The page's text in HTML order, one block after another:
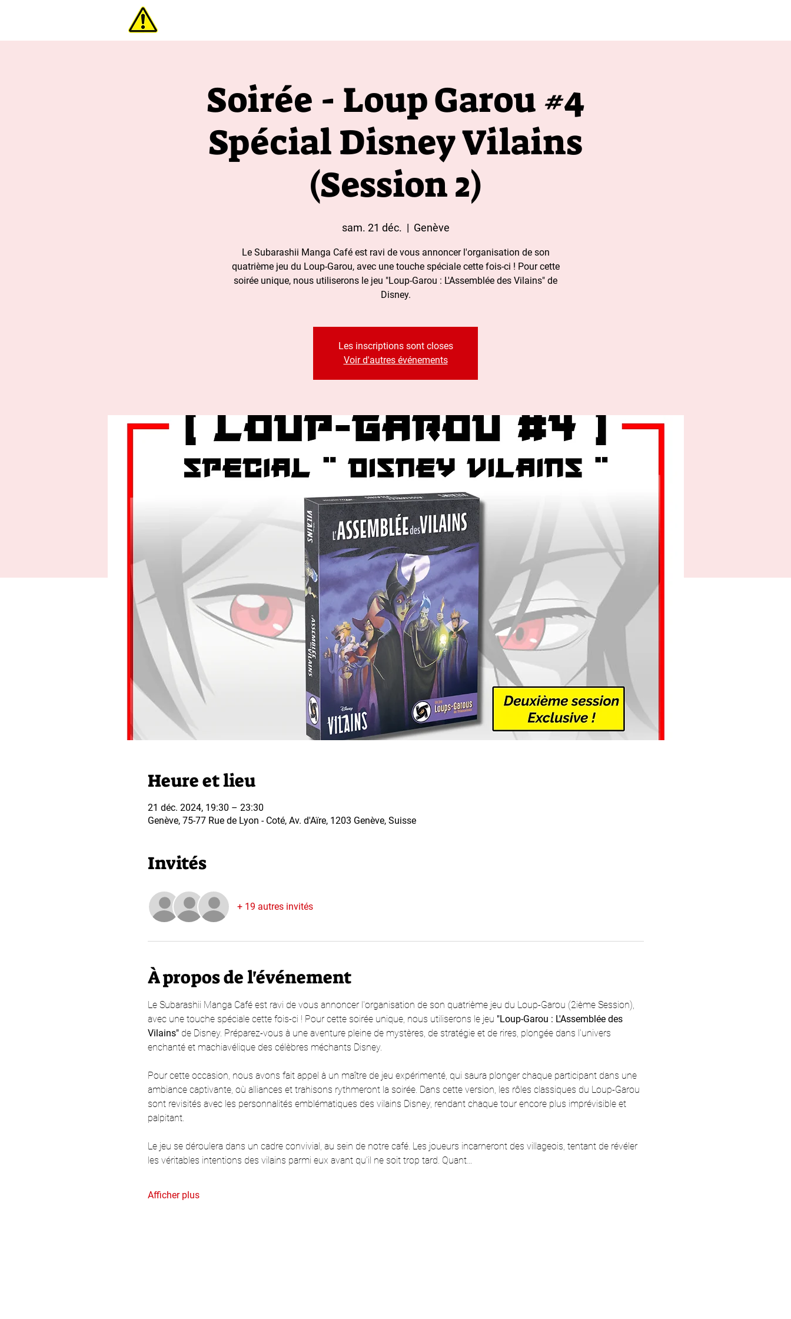
Soirée - Loup Garou #4
Spécial Disney Vilains
(Session 2)
sam. 21 déc.
  |
Genève
Le Subarashii Manga Café est ravi de vous annoncer l'organisation de son
quatrième jeu du Loup-Garou, avec une touche spéciale cette fois-ci ! Pour cette
soirée unique, nous utiliserons le jeu "Loup-Garou : L'Assemblée des Vilains" de
Disney.
Les inscriptions sont closes
Voir d'autres événements
Heure et lieu
21 déc. 2024, 19:30 – 23:30
Genève, 75-77 Rue de Lyon - Coté, Av. d'Aïre, 1203 Genève, Suisse
Invités
+ 19 autres invités
À propos de l'événement
Le Subarashii Manga Café est ravi de vous annoncer l'organisation de son quatrième jeu du Loup-Garou (2ième Session),
avec une touche spéciale cette fois-ci ! Pour cette soirée unique, nous utiliserons le jeu "Loup-Garou : L'Assemblée des
Vilains" de Disney. Préparez-vous à une aventure pleine de mystères, de stratégie et de rires, plongée dans l'univers
enchanté et machiavélique des célèbres méchants Disney.
Pour cette occasion, nous avons fait appel à un maître de jeu expérimenté, qui saura plonger chaque participant dans une
ambiance captivante, où alliances et trahisons rythmeront la soirée. Dans cette version, les rôles classiques du Loup-Garou
sont revisités avec les personnalités emblématiques des vilains Disney, rendant chaque tour encore plus imprévisible et
palpitant.
Le jeu se déroulera dans un cadre convivial, au sein de notre café. Les joueurs incarneront des villageois, tentant de révéler
les véritables intentions des vilains parmi eux avant qu’il ne soit trop tard. Quant…
Afficher plus